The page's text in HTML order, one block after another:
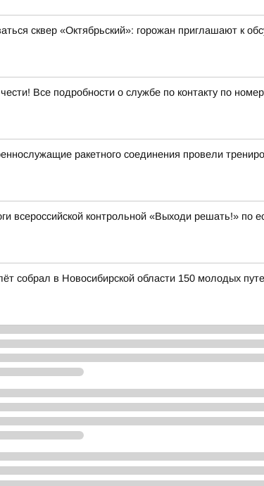
сквер «Октябрьский»: горожан приглашают к
Все подробности о службе по контакту по
ракетного соединения провели
всероссийской контрольной «Выходи решать!» по
собрал в Новосибирской области 150 молодых